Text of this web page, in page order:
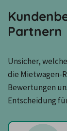
Partnern
Unsicher,
die Mietwagen-
Bewertungen
Entscheidung